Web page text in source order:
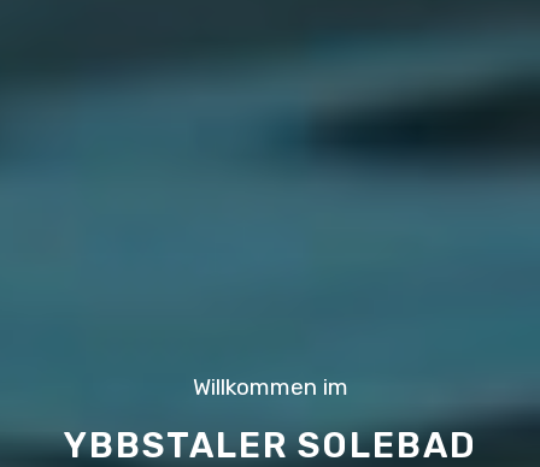
Willkommen im
YBBSTALER SOLEBAD